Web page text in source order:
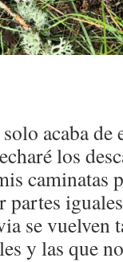
acaba
los
caminatas
se vuelven
y las que